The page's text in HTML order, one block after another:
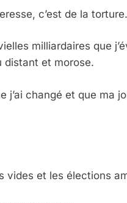
c’est de la torture.
milliardaires que
distant et morose.
j’ai changé et que ma
vides et les élections